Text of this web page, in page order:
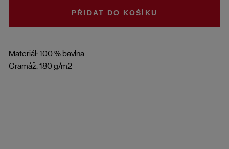
Materiál: 100 % bavlna
Gramáž: 180 g/m2
DO KOŠÍKU